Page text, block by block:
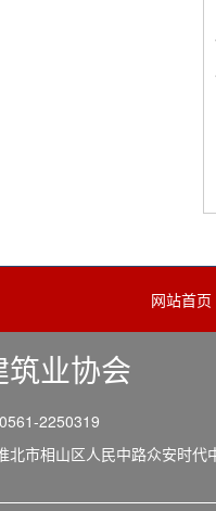
网站首页
业协会
2250319
北市相山区人民中路众安时代